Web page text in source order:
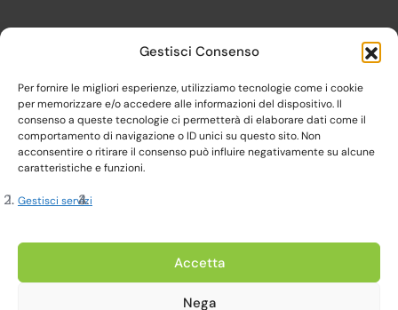
Gestisci Consenso
Per fornire le migliori esperienze, utilizziamo tecnologie come i cookie
per memorizzare e/o accedere alle informazioni del dispositivo. Il
consenso a queste tecnologie ci permetterà di elaborare dati come il
comportamento di navigazione o ID unici su questo sito. Non
acconsentire o ritirare il consenso può influire negativamente su alcune
caratteristiche e funzioni.
Gestisci servizi
Accetta
Nega
Copyright 2023, Cardine srl. All Rights Reserved